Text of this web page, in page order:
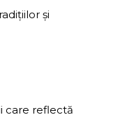
și
care reflectă